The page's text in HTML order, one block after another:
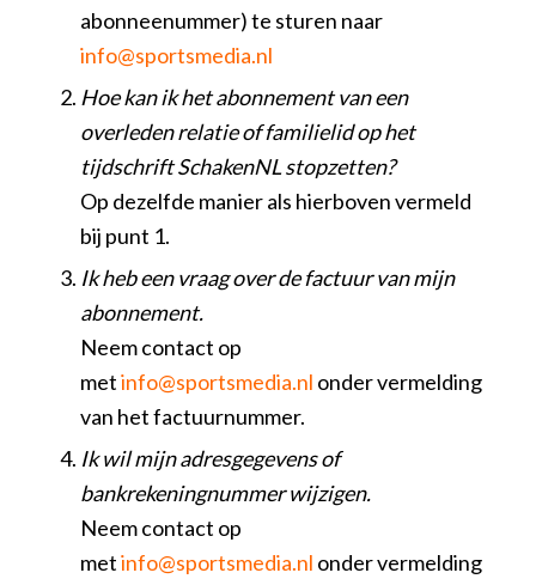
abonneenummer) te sturen naar
info@sportsmedia.nl
Hoe kan ik het abonnement van een
overleden relatie of familielid op het
tijdschrift SchakenNL stopzetten?
Op dezelfde manier als hierboven vermeld
bij punt 1.
Ik heb een vraag over de factuur van mijn
abonnement.
Neem contact op
metinfo@sportsmedia.nl onder vermelding
van het factuurnummer.
Ik wil mijn adresgegevens of
bankrekeningnummer wijzigen.
Neem contact op
metinfo@sportsmedia.nl onder vermelding